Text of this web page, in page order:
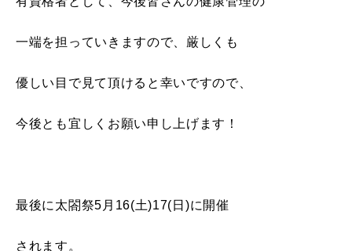
一端を担っていきますので、厳しくも
優しい目で見て頂けると幸いですので、
今後とも宜しくお願い申し上げます！
最後に太閤祭5月16(土)17(日)に開催
されます。